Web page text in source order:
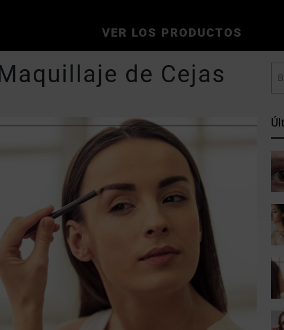
VER LOS PRODUCTOS
de Cejas